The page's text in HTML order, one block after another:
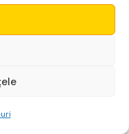
poți opta pentru
dropshipping, unde